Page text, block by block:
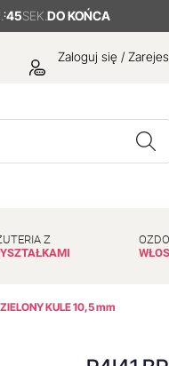
:44SEK. DO KOŃCA
Zaloguj się /
Z
KULE 10,5 mm